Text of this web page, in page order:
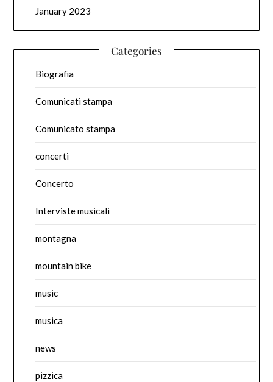
January 2023
Categories
Biografia
Comunicati stampa
Comunicato stampa
concerti
Concerto
Interviste musicali
montagna
mountain bike
music
musica
news
pizzica